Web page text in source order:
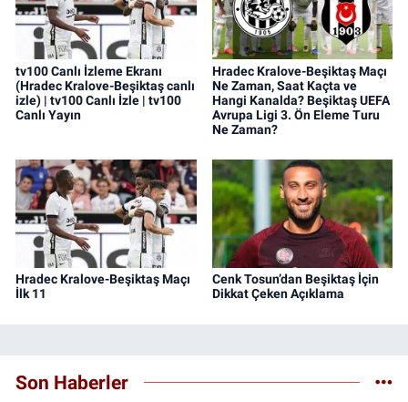
tv100 Canlı İzleme Ekranı
(Hradec Kralove-Beşiktaş canlı
izle) | tv100 Canlı İzle | tv100
Canlı Yayın
Hradec Kralove-Beşiktaş Maçı
Ne Zaman, Saat Kaçta ve
Hangi Kanalda? Beşiktaş UEFA
Avrupa Ligi 3. Ön Eleme Turu
Ne Zaman?
Hradec Kralove-Beşiktaş Maçı
İlk 11
Cenk Tosun’dan Beşiktaş İçin
Dikkat Çeken Açıklama
Son Haberler